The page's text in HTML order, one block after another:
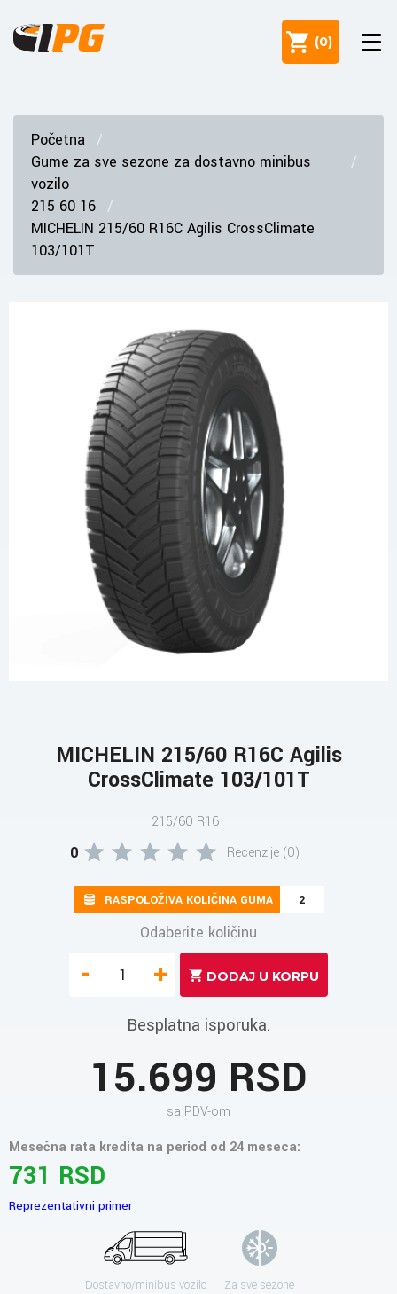
(0)
Početna
Gume za sve sezone za dostavno minibus
vozilo
215 60 16
MICHELIN 215/60 R16C Agilis CrossClimate
103/101T
MICHELIN 215/60 R16C Agilis
CrossClimate 103/101T
215/60 R16
0 Recenzije (0)
RASPOLOŽIVA KOLIČINA GUMA 2
Odaberite količinu
- +
Besplatna isporuka.
15.699 RSD
sa PDV-om
Mesečna rata kredita na period od 24 meseca:
731 RSD
Reprezentativni primer
Dostavno/minibus vozilo Za sve sezone